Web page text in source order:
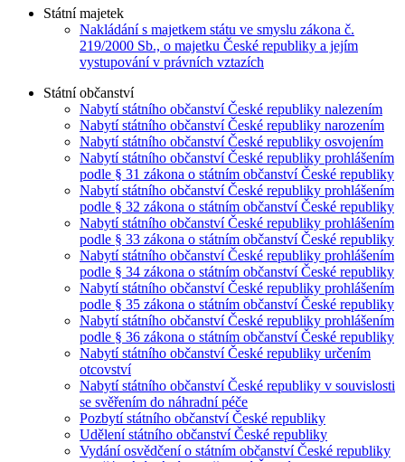
Státní majetek
Nakládání s majetkem státu ve smyslu zákona č.
219/2000 Sb., o majetku České republiky a jejím
vystupování v právních vztazích
Státní občanství
Nabytí státního občanství České republiky nalezením
Nabytí státního občanství České republiky narozením
Nabytí státního občanství České republiky osvojením
Nabytí státního občanství České republiky prohlášením
podle § 31 zákona o státním občanství České republiky
Nabytí státního občanství České republiky prohlášením
podle § 32 zákona o státním občanství České republiky
Nabytí státního občanství České republiky prohlášením
podle § 33 zákona o státním občanství České republiky
Nabytí státního občanství České republiky prohlášením
podle § 34 zákona o státním občanství České republiky
Nabytí státního občanství České republiky prohlášením
podle § 35 zákona o státním občanství České republiky
Nabytí státního občanství České republiky prohlášením
podle § 36 zákona o státním občanství České republiky
Nabytí státního občanství České republiky určením
otcovství
Nabytí státního občanství České republiky v souvislosti
se svěřením do náhradní péče
Pozbytí státního občanství České republiky
Udělení státního občanství České republiky
Vydání osvědčení o státním občanství České republiky